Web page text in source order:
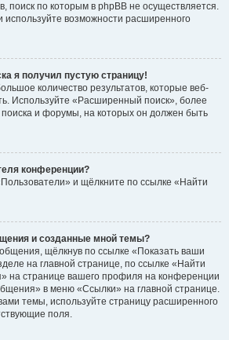
поиск по которым в phpBB не осуществляется.
используйте возможности расширенного
я получил пустую страницу!
количество результатов, которые веб-
Используйте «Расширенный поиск», более
поиска и форумы, на которых он должен быть
конференции?
и щёлкните по ссылке «Найти
и созданные мной темы?
щёлкнув по ссылке «Показать ваши
на главной странице, по ссылке «Найти
на странице вашего профиля на конференции
в меню «Ссылки» на главной странице.
темы, используйте страницу расширенного
поля.